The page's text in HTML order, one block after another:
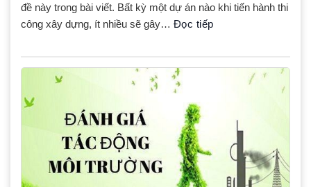
đề này trong bài viết. Bất kỳ một dự án nào khi tiến hành thi
công xây dựng, ít nhiều sẽ gây… Đọc tiếp